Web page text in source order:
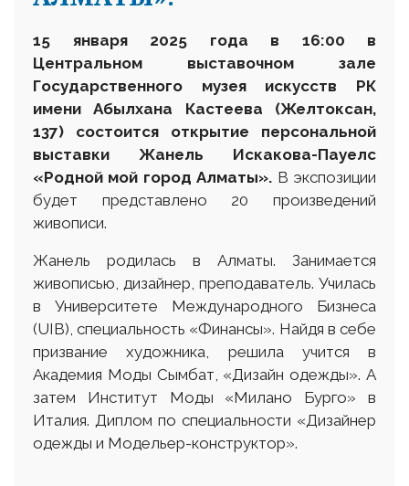
15 января 2025 года в 16:00 в
Центральном выставочном зале
Государственного музея искусств РК
имени Абылхана Кастеева (Желтоксан,
137) состоится открытие персональной
выставки Жанель Искакова-Пауелс
«Родной мой город Алматы». В экспозиции
будет представлено 20 произведений
живописи.
Жанель родилась в Алматы. Занимается
живописью, дизайнер, преподаватель. Училась
в Университете Международного Бизнеса
(UIB), специальность «Финансы». Найдя в себе
призвание художника, решила учится в
Академия Моды Сымбат, «Дизайн одежды». А
затем Институт Моды «Милано Бурго» в
Италия. Диплом по специальности «Дизайнер
одежды и Модельер-конструктор».